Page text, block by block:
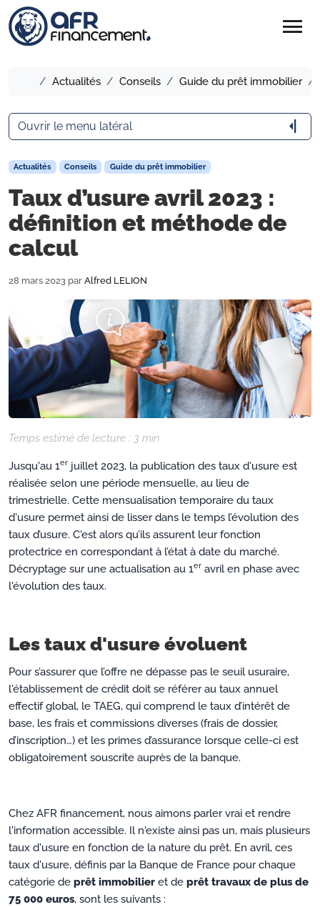
menu
Accueil
Actualités Conseils Guide du prêt immobilier
Actualités Conseils Guide du prêt immobilier
Taux d’usure avril 2023 :
définition et méthode de
calcul
28 mars 2023 par Alfred LELION
Temps estimé de lecture : 3 min
Jusqu'au 1er juillet 2023, la publication des taux d'usure est
réalisée selon une période mensuelle, au lieu de
trimestrielle. Cette mensualisation temporaire du taux
d'usure permet ainsi de lisser dans le temps l’évolution des
taux d’usure. C'est alors qu’ils assurent leur fonction
protectrice en correspondant à l’état à date du marché.
Décryptage sur une actualisation au 1er avril en phase avec
l'évolution des taux.
Les taux d'usure évoluent
Pour s’assurer que l’offre ne dépasse pas le seuil usuraire,
l'établissement de crédit doit se référer au taux annuel
effectif global, le TAEG, qui comprend le taux d’intérêt de
base, les frais et commissions diverses (frais de dossier,
d’inscription…) et les primes d’assurance lorsque celle-ci est
obligatoirement souscrite auprès de la banque.
Chez AFR financement, nous aimons parler vrai et rendre
l'information accessible. Il n'existe ainsi pas un, mais plusieurs
taux d'usure en fonction de la nature du prêt. En avril, ces
taux d'usure, définis par la Banque de France pour chaque
catégorie de prêt immobilier et de prêt travaux de plus de
75 000 euros, sont les suivants :
Ouvrir le menu latéral arrow_menu_close